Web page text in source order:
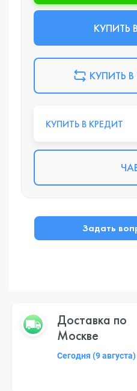
КУПИТЬ
КУПИТЬ В
КУПИТЬ В КРЕДИТ
Задать
Доставка по
Москве
Сегодня (9